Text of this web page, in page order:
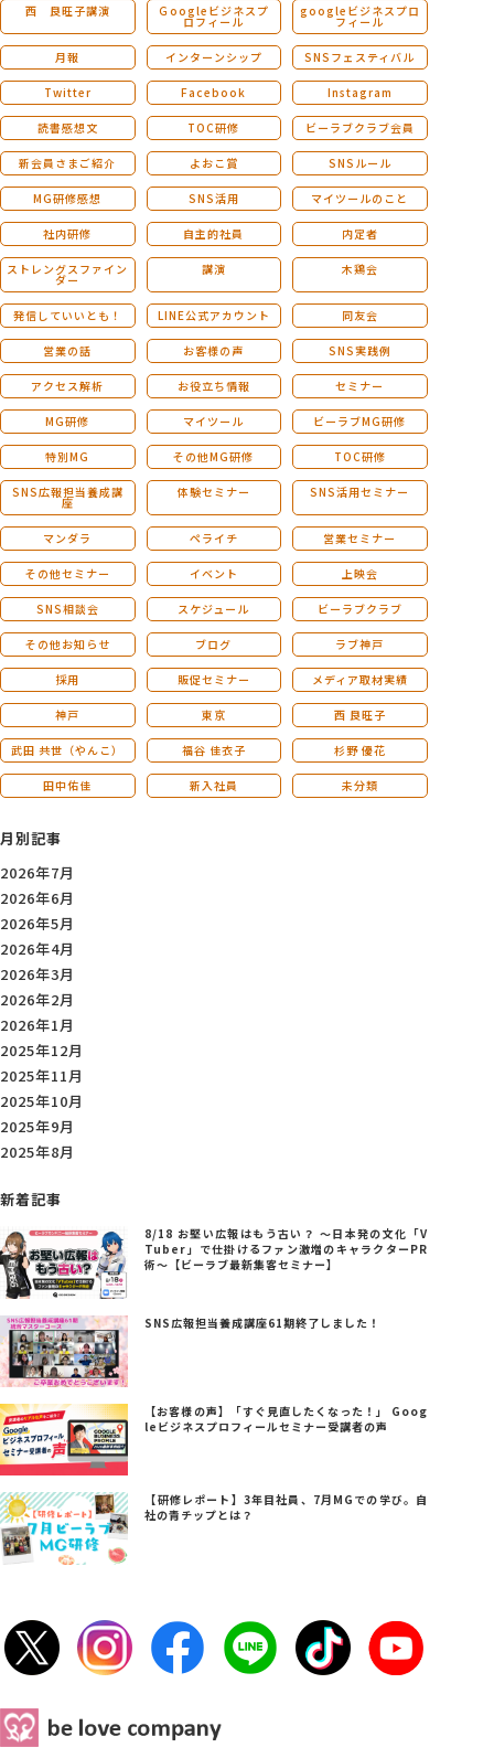
西 良旺子講演 Ｇoogleビジネスプ
ロフィール
googleビジネスプロ
フィール
月報 インターンシップ SNSフェスティバル
Twitter Facebook Instagram
読書感想文 TOC研修 ビーラブクラブ会員
新会員さまご紹介 よおこ賞 SNSルール
MG研修感想 SNS活用 マイツールのこと
社内研修 自主的社員 内定者
ストレングスファイン
ダー
講演 木鶏会
発信していいとも！ LINE公式アカウント 同友会
営業の話 お客様の声 SNS実践例
アクセス解析 お役立ち情報 セミナー
MG研修 マイツール ビーラブMG研修
特別MG その他MG研修 TOC研修
SNS広報担当養成講
座
体験セミナー SNS活用セミナー
マンダラ ペライチ 営業セミナー
その他セミナー イベント 上映会
SNS相談会 スケジュール ビーラブクラブ
その他お知らせ ブログ ラブ神戸
採用 販促セミナー メディア取材実績
神戸 東京 西 良旺子
武田 共世（やんこ） 福谷 佳衣子 杉野 優花
田中佑佳 新入社員 未分類
月別記事
2026年7月
2026年6月
2026年5月
2026年4月
2026年3月
2026年2月
2026年1月
2025年12月
2025年11月
2025年10月
2025年9月
2025年8月
新着記事
8/18 お堅い広報はもう古い？ ～日本発の文化「V
Tuber」で仕掛けるファン激増のキャラクターPR
術～【ビーラブ最新集客セミナー】
SNS広報担当養成講座61期終了しました！
【お客様の声】「すぐ見直したくなった！」 Goog
leビジネスプロフィールセミナー受講者の声
【研修レポート】3年目社員、7月MGでの学び。自
社の青チップとは？